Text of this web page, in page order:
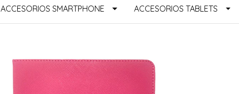
ACCESORIOS SMARTPHONE ACCESORIOS TABLETS